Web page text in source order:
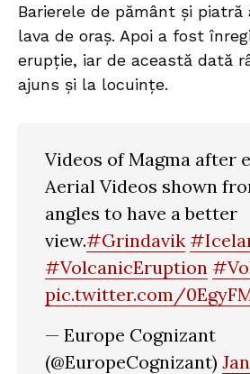
Barierele de pământ și
lava de oraș. Apoi a fost
erupție, iar de această dată
ajuns și la locuințe.
Videos of Magma after
Aerial Videos shown
angles to have a better
view.#Grindavik
#VolcanicEruption
pic.twitter.com/
— Europe Cognizant
(@EuropeCognizant)